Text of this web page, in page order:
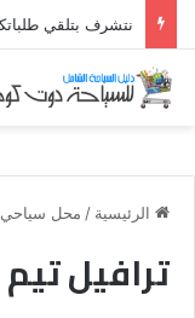
الرئيسية / محل سياحي
ترافيل تيم